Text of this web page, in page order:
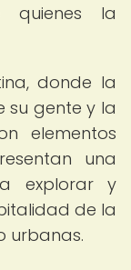
la
donde la
su gente y la
elementos
una
explorar y
de la
urbanas.